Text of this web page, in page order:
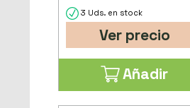
3 Uds. en stock
Ver precio
Añadir